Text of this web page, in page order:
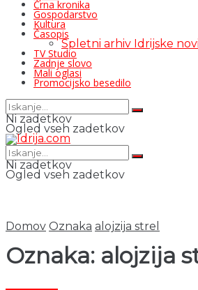
Črna kronika
Gospodarstvo
Kultura
Časopis
Spletni arhiv Idrijske
TV Studio
Zadnje slovo
Mali oglasi
Promocijsko besedilo
Ni zadetkov
Ogled vseh zadetkov
Ni zadetkov
Ogled vseh zadetkov
Domov Oznaka alojzija strel
Oznaka: alojzija